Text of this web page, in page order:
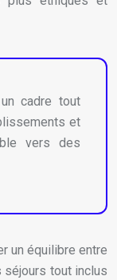
cadre tout
et
vers des
un équilibre entre
tout inclus